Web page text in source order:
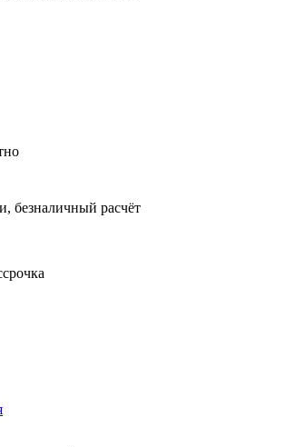
безналичный расчёт